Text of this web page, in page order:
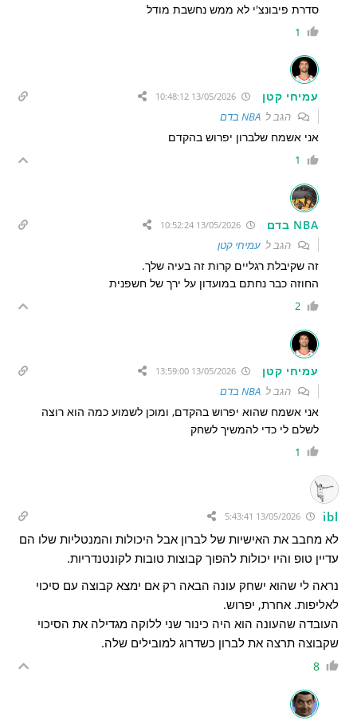
סדרת פיבונצ'י לא ממש נחשבת מודל
1
עמיחי קטן
הגב לNBA בדם
אני אשמח שלברון יפרוש בהקדם
1
NBA בדם 13/05/2026 10:52:24
הגב לעמיחי קטן
זה שקיבלת רגליים קרות זה בעיה שלך.
החוזה כבר נחתם במועדון על ירך של חשפנית
2
עמיחי קטן
הגב לNBA בדם
אני אשמח שהוא יפרוש בהקדם, ומוכן לשמוע כמה הוא רוצה
לשלם לי כדי להמשיך לשחק
1
ibl
לא מחבב את האישיות של לברון אבל היכולות והמנטליות שלו הם
עדיין טופ והיו יכולות להפוך קבוצות טובות לקונטנדריות.
נראה לי שהוא ישחק עונה הבאה רק אם ימצא קבוצה עם סיכוי
לאליפות. אחרת, יפרוש.
העובדה שהעונה הוא היה כינור שני ללוקה מגדילה את הסיכוי
שקבוצה תרצה את לברון כשדרוג למובילים שלה.
8